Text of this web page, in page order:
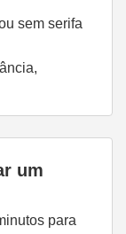
sem serifa
um
para